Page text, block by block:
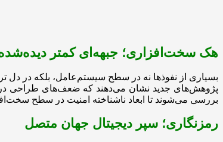
هک سخت‌افزاری؛ جبهه‌ای کمتر
بسیاری از نفوذها نه در سطح سیستم‌عامل، بلکه در
پژوهش‌های جدید نشان می‌دهند که ضعف‌های طراحی در
بررسی می‌شوند تا ابعاد ناشناخته امنیت در سطح
رمزنگاری؛ سپر دیجیتال جهان متصل